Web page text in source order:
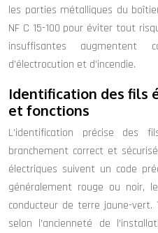
les parties métalliques du
NF C 15-100 pour éviter tout
insuffisantes augmentent
d’électrocution et d’incendie.
Identification des fils
et fonctions
L’identification précise des
branchement correct et
électriques suivent un code
généralement rouge ou noir,
conducteur de terre jaune-
selon l’ancienneté de